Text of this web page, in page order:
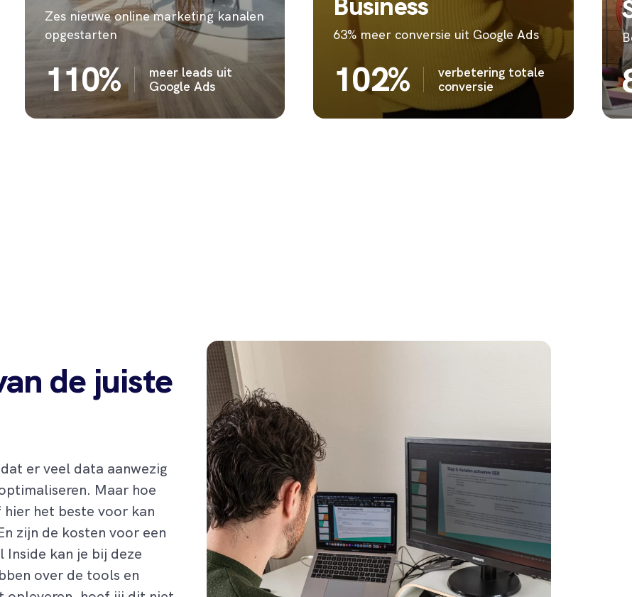
Zes nieuwe online marketing kanalen
opgestarten
110%
meer leads uit
Google Ads
63% meer conversie uit Google Ads
102%
verbetering totale
conversie
de juiste
er veel data aanwezig
Maar hoe
het beste voor kan
zijn de kosten voor een
kan je bij deze
over de tools en